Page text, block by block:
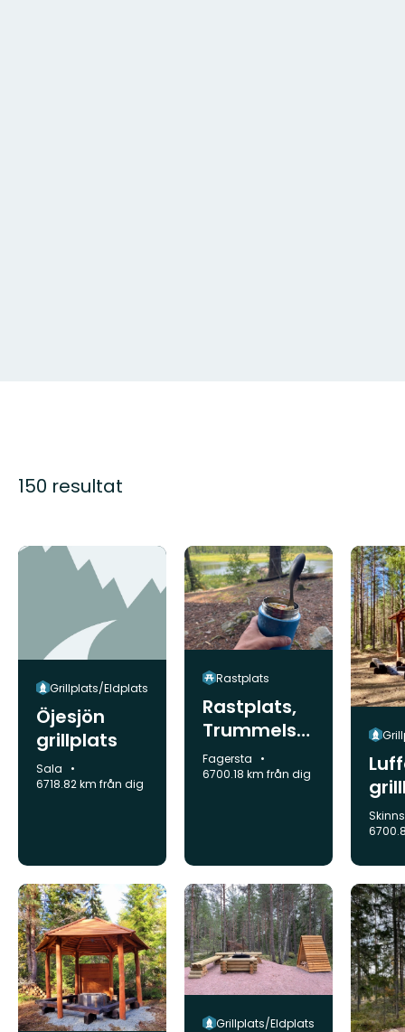
150 resultat
Grillplats/Eldplats
Öjesjön
grillplats
Kommun:
Sala
6718.82 km från dig
Rastplats
Rastplats,
Trummelsb
ergsskogen
Kommun:
Fagersta
6700.18 km från dig
Grillplats/Eldplats